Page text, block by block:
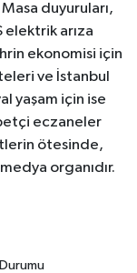
duyuruları,
elektrik arıza
ekonomisi için
ve İstanbul
yaşam için ise
eczaneler
ötesinde,
organıdır.